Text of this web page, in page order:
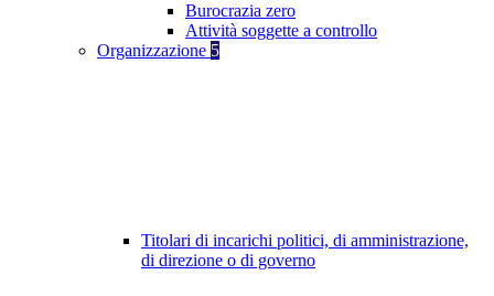
Burocrazia zero
Attività soggette a controllo
Organizzazione 5
Titolari di incarichi politici, di amministrazione,
di direzione o di governo